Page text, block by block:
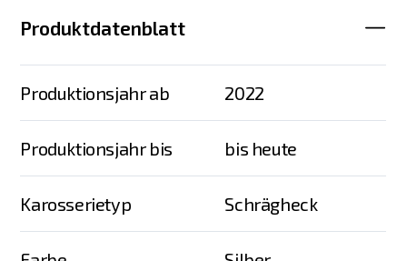
Produktdatenblatt
Produktionsjahr ab 2022
Produktionsjahr bis bis heute
Karosserietyp Schrägheck